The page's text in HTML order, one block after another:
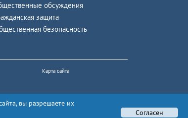
обсуждения
защита
безопасность
Карта сайта
вы разрешаете их
Согласен